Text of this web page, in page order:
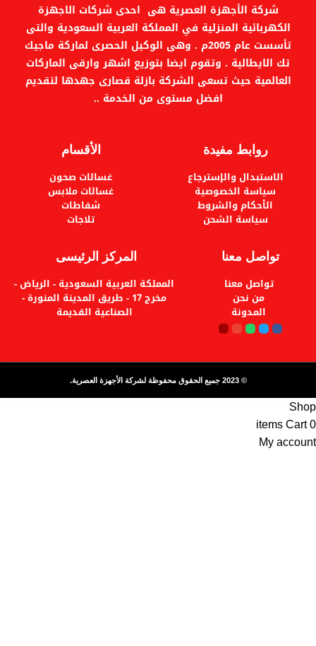
شركة الأجهزة العصرية هى احدى شركات الاجهزة
الكهربائية المنزلية في المملكة العربية السعودية والتى
تأسست عام 2005م . وهى الوكيل الحصرى لماركة ماجيك
تك الايطالية . وتقوم ايضا بتوزيع اشهر وارقى الماركات
العالمية حيث تسعى الشركة بازلة قصارى جهدها لتقديم
افضل مستوى من الخدمة ..
روابط مفيدة
الاستبدال والإسترجاع
سياسة الخصوصية
الأحكام والشروط
سياسة الشحن
الأقسام
غسالات صحون
غسالات ملابس
شفاطات
تلاجات
تواصل معنا
تواصل معنا
من نحن
المدونة
المركز الرئيسى
المملكة العربية السعودية - الرياض -
مخرج 17 - طريق المدينة المنورة -
الصناعية القديمة
© 2023 جميع الحقوق محفوظة لشركة الأجهزة العصرية.
Shop
0
items Cart
My account